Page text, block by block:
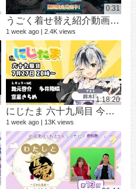
0:31
うごく着せ替え紹介動画 ミラ #shorts
1 week ago 2.4K views
1:18:20
にじたま 六十九局目 今日は何のルールで遊ぼうかにゃ？
1 week ago 13K views